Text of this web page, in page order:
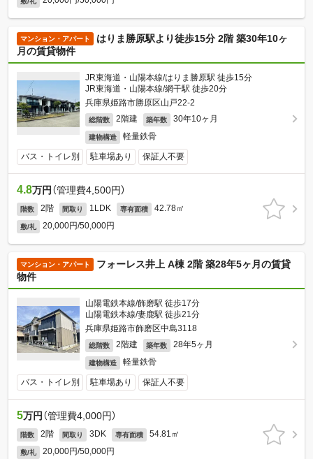
マンション・アパート
はりま勝原駅より徒歩15分 2階 築30年10ヶ
月の賃貸物件
JR東海道・山陽本線/はりま勝原駅 徒歩15分
JR東海道・山陽本線/網干駅 徒歩20分
兵庫県姫路市勝原区山戸22-2
総階数 2階建 築年数 30年10ヶ月
建物構造 軽量鉄骨
バス・トイレ別 駐車場あり 保証人不要
4.8万円 （管理費4,500円）
階数 2階 間取り 1LDK 専有面積 42.78㎡
敷/礼 20,000円/50,000円
マンション・アパート
フォーレス井上 A棟 2階 築28年5ヶ月の賃貸
物件
山陽電鉄本線/飾磨駅 徒歩17分
山陽電鉄本線/妻鹿駅 徒歩21分
兵庫県姫路市飾磨区中島3118
総階数 2階建 築年数 28年5ヶ月
建物構造 軽量鉄骨
バス・トイレ別 駐車場あり 保証人不要
5万円 （管理費4,000円）
階数 2階 間取り 3DK 専有面積 54.81㎡
敷/礼 20,000円/50,000円